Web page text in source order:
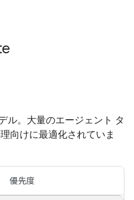
ル。大量のエージェント タ
向けに最適化されていま
優先度